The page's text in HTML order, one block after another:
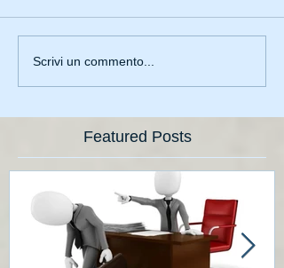
Scrivi un commento...
Featured Posts